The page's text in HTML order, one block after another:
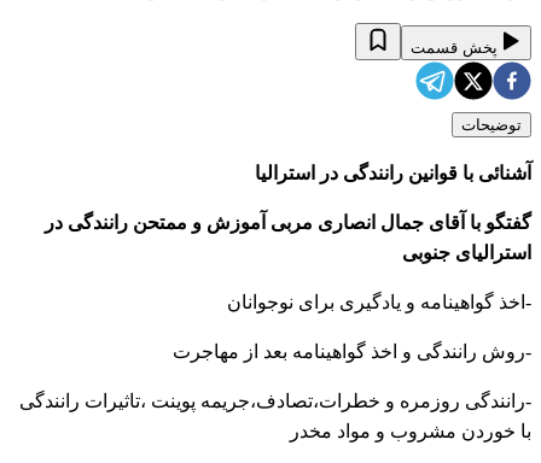
پخش قسمت
توضیحات
آشنائی با قوانین رانندگی در استرالیا
گفتگو با آقای جمال انصاری مربی آموزش و ممتحن رانندگی در
استرالیای جنوبی
-اخذ گواهینامه و یادگیری برای نوجوانان
-روش رانندگی و اخذ گواهینامه بعد از مهاجرت
-رانندگی روزمره و خطرات،تصادف،جریمه پوینت ،تاثیرات رانندگی
با خوردن مشروب و مواد مخدر